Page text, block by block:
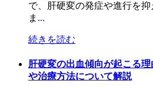
で、肝硬変の発症や進行を
ま...
続きを読む
肝硬変の出血傾向が起こる
や治療方法について解説